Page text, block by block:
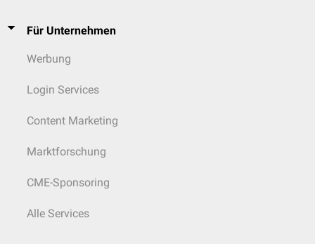
Für Unternehmen
Werbung
Login Services
Content Marketing
Marktforschung
CME-Sponsoring
Alle Services